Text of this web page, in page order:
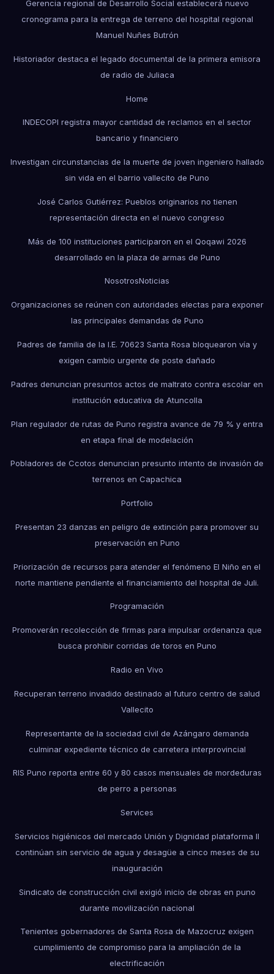
Gerencia regional de Desarrollo Social establecerá nuevo
cronograma para la entrega de terreno del hospital regional
Manuel Nuñes Butrón
Historiador destaca el legado documental de la primera emisora
de radio de Juliaca
Home
INDECOPI registra mayor cantidad de reclamos en el sector
bancario y financiero
Investigan circunstancias de la muerte de joven ingeniero hallado
sin vida en el barrio vallecito de Puno
José Carlos Gutiérrez: Pueblos originarios no tienen
representación directa en el nuevo congreso
Más de 100 instituciones participaron en el Qoqawi 2026
desarrollado en la plaza de armas de Puno
NosotrosNoticias
Organizaciones se reúnen con autoridades electas para exponer
las principales demandas de Puno
Padres de familia de la I.E. 70623 Santa Rosa bloquearon vía y
exigen cambio urgente de poste dañado
Padres denuncian presuntos actos de maltrato contra escolar en
institución educativa de Atuncolla
Plan regulador de rutas de Puno registra avance de 79 % y entra
en etapa final de modelación
Pobladores de Ccotos denuncian presunto intento de invasión de
terrenos en Capachica
Portfolio
Presentan 23 danzas en peligro de extinción para promover su
preservación en Puno
Priorización de recursos para atender el fenómeno El Niño en el
norte mantiene pendiente el financiamiento del hospital de Juli.
Programación
Promoverán recolección de firmas para impulsar ordenanza que
busca prohibir corridas de toros en Puno
Radio en Vivo
Recuperan terreno invadido destinado al futuro centro de salud
Vallecito
Representante de la sociedad civil de Azángaro demanda
culminar expediente técnico de carretera interprovincial
RIS Puno reporta entre 60 y 80 casos mensuales de mordeduras
de perro a personas
Services
Servicios higiénicos del mercado Unión y Dignidad plataforma II
continúan sin servicio de agua y desagüe a cinco meses de su
inauguración
Sindicato de construcción civil exigió inicio de obras en puno
durante movilización nacional
Tenientes gobernadores de Santa Rosa de Mazocruz exigen
cumplimiento de compromiso para la ampliación de la
electrificación